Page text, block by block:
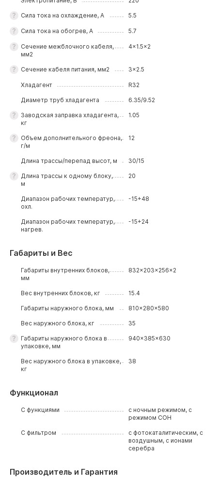
Сила тока на охлаждение, А 5.5
Сила тока на обогрев, А 5.7
Сечение межблочного кабеля,
мм2
4x1.5x2
Сечение кабеля питания, мм2 3x2.5
Хладагент R32
Диаметр труб хладагента 6.35/9.52
Заводская заправка хладагента,
кг
1.05
Объем дополнительного фреона,
г/м
12
Длина трассы/перепад высот, м 30/15
Длина трассы к одному блоку,
м
20
Диапазон рабочих температур,
охл.
-15+48
Диапазон рабочих температур,
нагрев.
-15+24
Габариты и Вес
Габариты внутренних блоков,
мм
832x203x256x2
Вес внутренних блоков, кг 15.4
Габариты наружного блока, мм 810x280x580
Вес наружного блока, кг 35
Габариты наружного блока в
упаковке, мм
940x385x630
Вес наружного блока в упаковке,
кг
38
Функционал
С функциями
с ночным режимом, с
режимом СОН
С фильтром
с фотокаталитическим, с
воздушным, с ионами
серебра
Производитель и Гарантия